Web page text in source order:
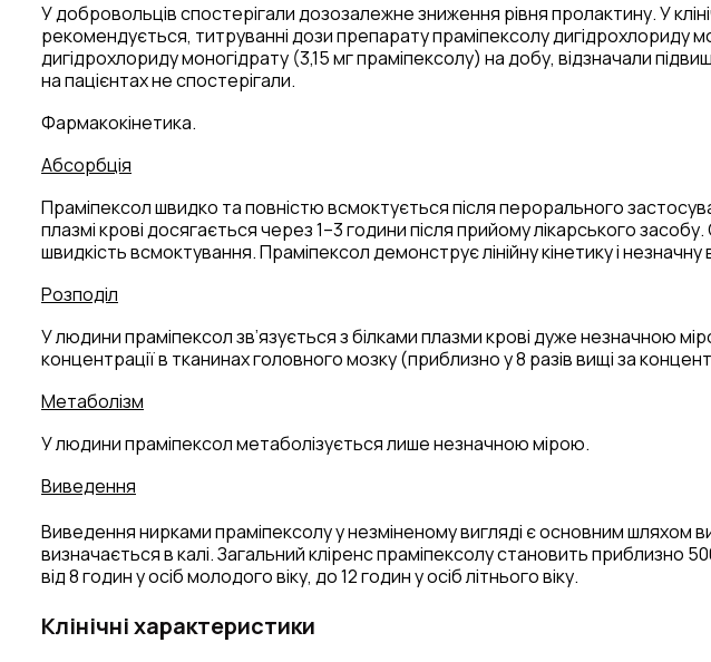
У добровольців спостерігали дозозалежне зниження рівня пролактину. У
рекомендується, титруванні дози препарату праміпексолу дигідрохлориду
дигідрохлориду моногідрату (3,15 мг праміпексолу) на добу, відзначали
на пацієнтах не спостерігали.
Фармакокінетика.
Абсорбція
Праміпексол швидко та повністю всмоктується після перорального
плазмі крові досягається через 1–3 години після прийому лікарського
швидкість всмоктування. Праміпексол демонструє лінійну кінетику і незначну
Розподіл
У людини праміпексол зв’язується з білками плазми крові дуже незначною
концентрації в тканинах головного мозку (приблизно у 8 разів вищі за
Метаболізм
У людини праміпексол метаболізується лише незначною мірою.
Виведення
Виведення нирками праміпексолу у незміненому вигляді є основним шляхом
визначається в калі. Загальний кліренс праміпексолу становить
від 8 годин у осіб молодого віку, до 12 годин у осіб літнього віку.
Клінічні характеристики